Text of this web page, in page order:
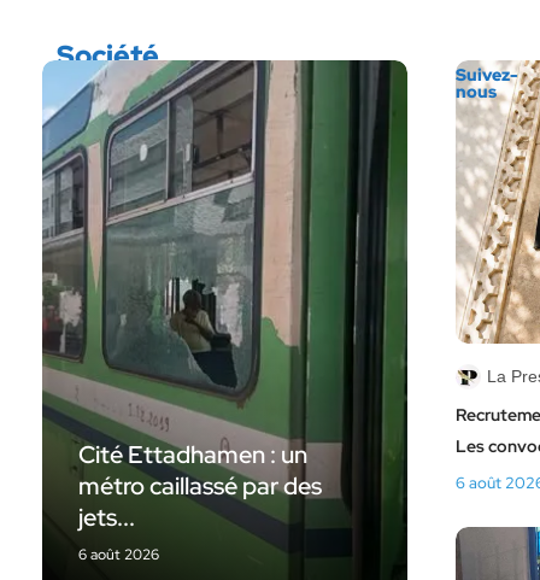
Société
Cité Ettadhamen : un
métro caillassé par des
jets...
6 août 2026
La
Les
6 août
Suivez-
nous